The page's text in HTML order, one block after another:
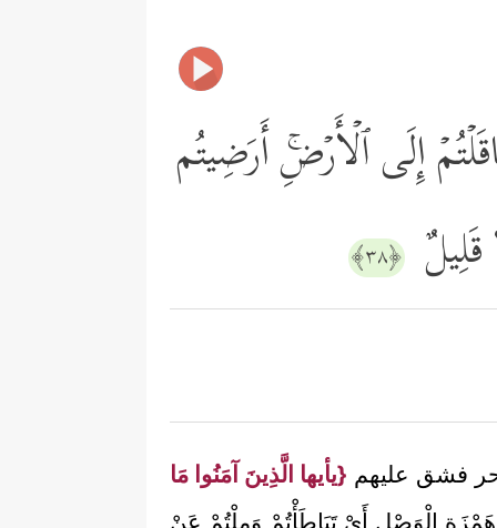
إِلَى ٱلۡأَرۡضِۚ أَرَضِیتُم
﴿٣٨﴾
حر فشق عليهم {يأيها الَّذِينَ آمَنُوا مَا
هَمْزَة الْوَصْل أَيْ تَبَاطَأْتُمْ وَمِلْتُمْ عَنْ